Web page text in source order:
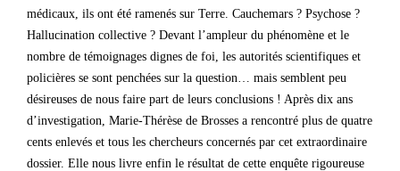
médicaux, ils ont été ramenés sur Terre. Cauchemars ? Psychose ?
Hallucination collective ? Devant l’ampleur du phénomène et le
nombre de témoignages dignes de foi, les autorités scientifiques et
policières se sont penchées sur la question… mais semblent peu
désireuses de nous faire part de leurs conclusions ! Après dix ans
d’investigation, Marie-Thérèse de Brosses a rencontré plus de quatre
cents enlevés et tous les chercheurs concernés par cet extraordinaire
dossier. Elle nous livre enfin le résultat de cette enquête rigoureuse